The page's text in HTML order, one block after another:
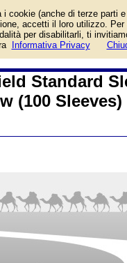
Standard
(100 Sleeves)
cookie (anche di terze parti
accetti il loro utilizzo. Per
per disabilitarli, ti
Informativa Privacy